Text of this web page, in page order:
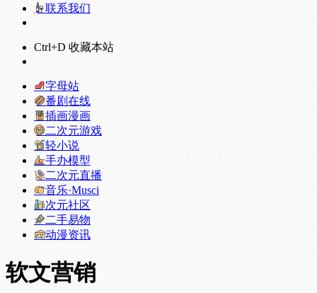
联系我们
Ctrl+D 收藏本站
字母站
番剧在线
插画漫画
二次元游戏
轻小说
手办模型
二次元直播
音乐·Musci
次元社区
二手易物
动漫资讯
软文营销